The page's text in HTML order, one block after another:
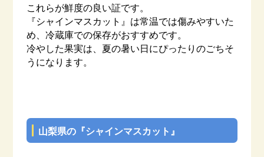
これらが鮮度の良い証です。
『シャインマスカット』は常温では傷みやすいた
め、冷蔵庫での保存がおすすめです。
冷やした果実は、夏の暑い日にぴったりのごちそ
うになります。
山梨県の『シャインマスカット』